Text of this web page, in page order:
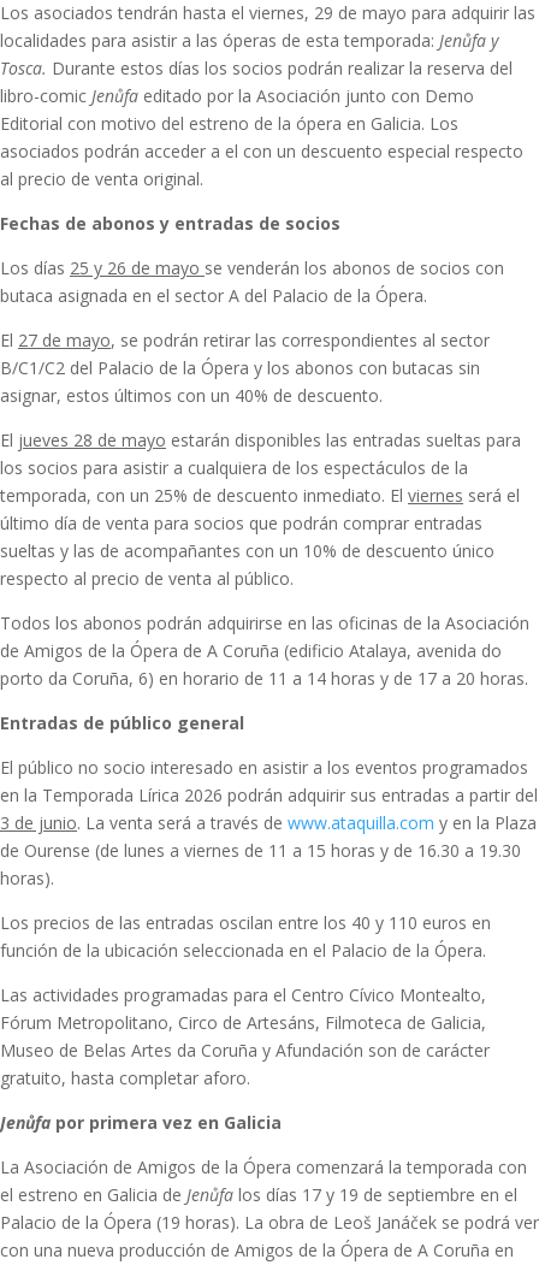
Los asociados tendrán hasta el viernes, 29 de mayo para adquirir las
localidades para asistir a las óperas de esta temporada: Jenůfa y
Tosca. Durante estos días los socios podrán realizar la reserva del
libro-comic Jenůfa editado por la Asociación junto con Demo
Editorial con motivo del estreno de la ópera en Galicia. Los
asociados podrán acceder a el con un descuento especial respecto
al precio de venta original.
Fechas de abonos y entradas de socios
Los días 25 y 26 de mayo se venderán los abonos de socios con
butaca asignada en el sector A del Palacio de la Ópera.
El 27 de mayo, se podrán retirar las correspondientes al sector
B/C1/C2 del Palacio de la Ópera y los abonos con butacas sin
asignar, estos últimos con un 40% de descuento.
El jueves 28 de mayo estarán disponibles las entradas sueltas para
los socios para asistir a cualquiera de los espectáculos de la
temporada, con un 25% de descuento inmediato. El viernes será el
último día de venta para socios que podrán comprar entradas
sueltas y las de acompañantes con un 10% de descuento único
respecto al precio de venta al público.
Todos los abonos podrán adquirirse en las oficinas de la Asociación
de Amigos de la Ópera de A Coruña (edificio Atalaya, avenida do
porto da Coruña, 6) en horario de 11 a 14 horas y de 17 a 20 horas.
Entradas de público general
El público no socio interesado en asistir a los eventos programados
en la Temporada Lírica 2026 podrán adquirir sus entradas a partir del
3 de junio. La venta será a través de www.ataquilla.com y en la Plaza
de Ourense (de lunes a viernes de 11 a 15 horas y de 16.30 a 19.30
horas).
Los precios de las entradas oscilan entre los 40 y 110 euros en
función de la ubicación seleccionada en el Palacio de la Ópera.
Las actividades programadas para el Centro Cívico Montealto,
Fórum Metropolitano, Circo de Artesáns, Filmoteca de Galicia,
Museo de Belas Artes da Coruña y Afundación son de carácter
gratuito, hasta completar aforo.
Jenůfa por primera vez en Galicia
La Asociación de Amigos de la Ópera comenzará la temporada con
el estreno en Galicia de Jenůfa los días 17 y 19 de septiembre en el
Palacio de la Ópera (19 horas). La obra de Leoš Janáček se podrá ver
con una nueva producción de Amigos de la Ópera de A Coruña en